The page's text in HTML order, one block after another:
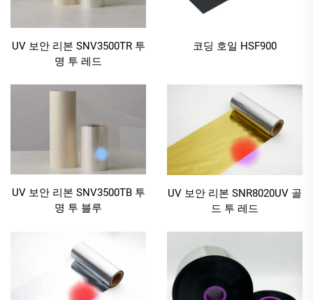
UV 보안 리본 SNV3500TR 투
명 투 레드
코딩 호일 HSF900
UV 보안 리본 SNV3500TB 투
명 투 블루
UV 보안 리본 SNR8020UV 골
드 투 레드